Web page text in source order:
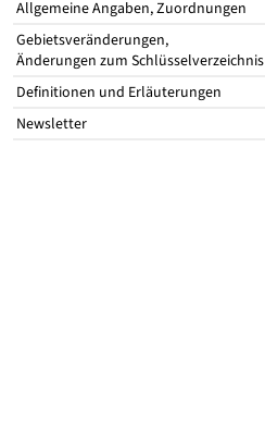
Allgemeine Angaben, Zuordnungen
Gebietsveränderungen,
Änderungen zum Schlüsselverzeichnis
Definitionen und Erläuterungen
Newsletter